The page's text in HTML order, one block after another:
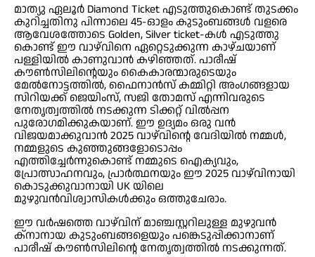
മാത്യു ഏലൂർ Diamond Ticket എടുത്തുകൊണ്ട് തുടക്കം
കുറിച്ചതിനു പിന്നാലെ 45-ഓളം കുടുംബങ്ങൾ വളരെ
ആവേശത്തോടെ Golden, Silver ticket-കൾ എടുത്തു
കൊണ്ട് ഈ വാഴ്‌വിനെ ഏറ്റെടുക്കുന്ന കാഴ്ചയാണ്
പള്ളിയിൽ കാണുവാൻ കഴിഞ്ഞത്. പാരീഷ്
കൗൺസിലിന്റെയും കൈകാരന്മാരുടെയും
മേൽനോട്ടത്തിൽ, ഫൈനാൻസ് കമ്മിറ്റി അംഗങ്ങളായ
സിറിയക്ക് ജെയിംസ്, സജി തോമസ് എന്നിവരുടെ
നേതൃത്വത്തിൽ നടക്കുന്ന ടിക്കറ്റ് വിൽപ്പന
പുരോഗമിക്കുകയാണ്. ഈ ഉദ്യമം ഒരു വൻ
വിജയമാക്കുവാൻ 2025 വാഴ്‌വിന്റെ വേദിയിൽ നമ്മൾ,
നമ്മളുടെ കുഞ്ഞുങ്ങളോടൊപ്പം
എത്തിച്ചേർന്നുകൊണ്ട് നമ്മുടെ ഐക്യവും,
പ്രോത്സാഹനവും, പ്രാർത്ഥനയും ഈ 2025 വാഴ്‌വിനായി
കൊടുക്കുവാനായി UK യിലെ
മുഴുവൻവിശ്വാസികൾക്കും ഒത്തുചേരാം.
ഈ വർഷത്തെ വാഴ്‌വിന് മാഞ്ചസ്റ്ററിലുള്ള മുഴുവൻ
ക്നാനായ കുടുംബങ്ങളെയും പങ്കെടുപ്പിക്കാനാണ്
പാരീഷ് കൗൺസിലിൻ്റെ നേതൃത്വത്തിൽ നടക്കുന്നത്.